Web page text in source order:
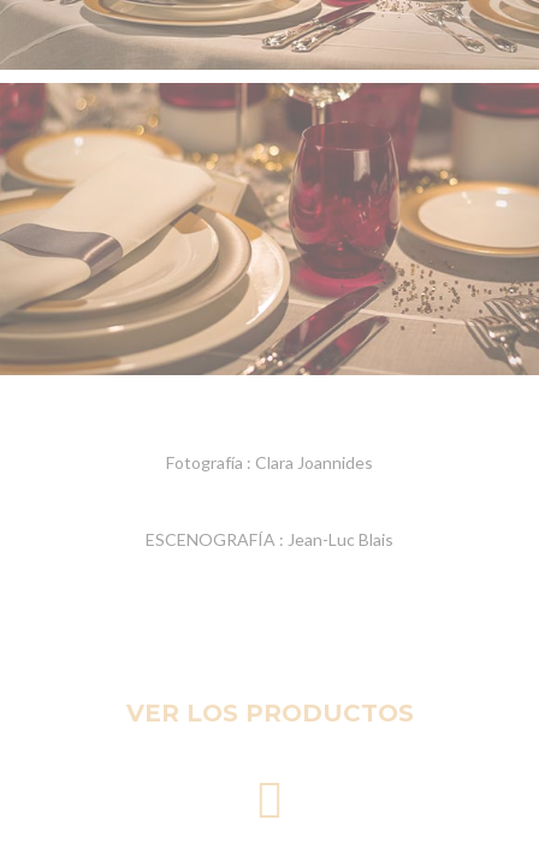
Fotografía : Clara Joannides
ESCENOGRAFÍA : Jean-Luc Blais
VER LOS PRODUCTOS